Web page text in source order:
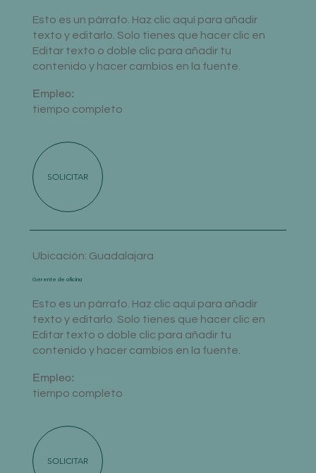
Esto es un párrafo. Haz clic aquí para añadir
texto y editarlo. Solo tienes que hacer clic en
Editar texto o doble clic para añadir tu
contenido y hacer cambios en la fuente.
Empleo:
tiempo completo
SOLICITAR
Ubicación: Guadalajara
Gerente de oficina
Esto es un párrafo. Haz clic aquí para añadir
texto y editarlo. Solo tienes que hacer clic en
Editar texto o doble clic para añadir tu
contenido y hacer cambios en la fuente.
Empleo:
tiempo completo
SOLICITAR